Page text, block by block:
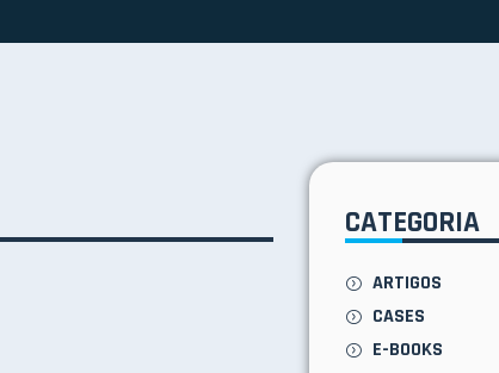
CATEGORIA
ARTIGOS
CASES
E-BOOKS